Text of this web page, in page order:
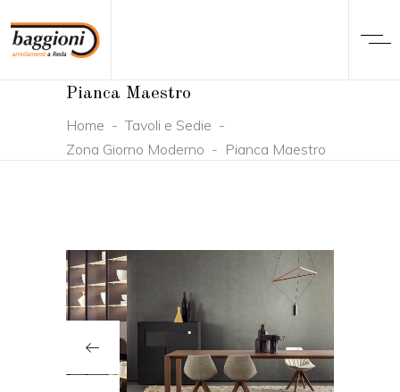
Pianca Maestro
Home - Tavoli e Sedie -
Zona Giorno Moderno - Pianca Maestro